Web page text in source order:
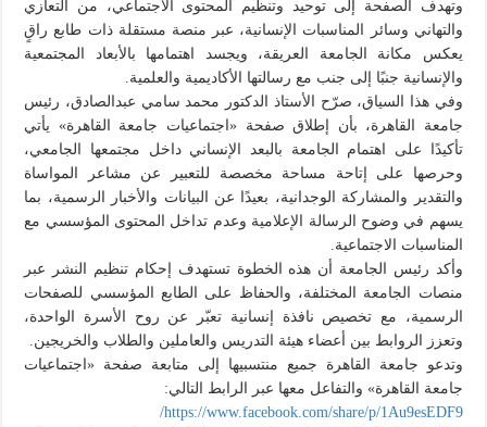
وتهدف الصفحة إلى توحيد وتنظيم المحتوى الاجتماعي، من التعازي
والتهاني وسائر المناسبات الإنسانية، عبر منصة مستقلة ذات طابع راقٍ
يعكس مكانة الجامعة العريقة، ويجسد اهتمامها بالأبعاد المجتمعية
والإنسانية جنبًا إلى جنب مع رسالتها الأكاديمية والعلمية.
وفي هذا السياق، صرّح الأستاذ الدكتور محمد سامي عبدالصادق، رئيس
جامعة القاهرة، بأن إطلاق صفحة «اجتماعيات جامعة القاهرة» يأتي
تأكيدًا على اهتمام الجامعة بالبعد الإنساني داخل مجتمعها الجامعي،
وحرصها على إتاحة مساحة مخصصة للتعبير عن مشاعر المواساة
والتقدير والمشاركة الوجدانية، بعيدًا عن البيانات والأخبار الرسمية، بما
يسهم في وضوح الرسالة الإعلامية وعدم تداخل المحتوى المؤسسي مع
المناسبات الاجتماعية.
وأكد رئيس الجامعة أن هذه الخطوة تستهدف إحكام تنظيم النشر عبر
منصات الجامعة المختلفة، والحفاظ على الطابع المؤسسي للصفحات
الرسمية، مع تخصيص نافذة إنسانية تعبّر عن روح الأسرة الواحدة،
وتعزز الروابط بين أعضاء هيئة التدريس والعاملين والطلاب والخريجين.
وتدعو جامعة القاهرة جميع منتسبيها إلى متابعة صفحة «اجتماعيات
جامعة القاهرة» والتفاعل معها عبر الرابط التالي:
https://www.facebook.com/share/p/1Au9esEDF9/